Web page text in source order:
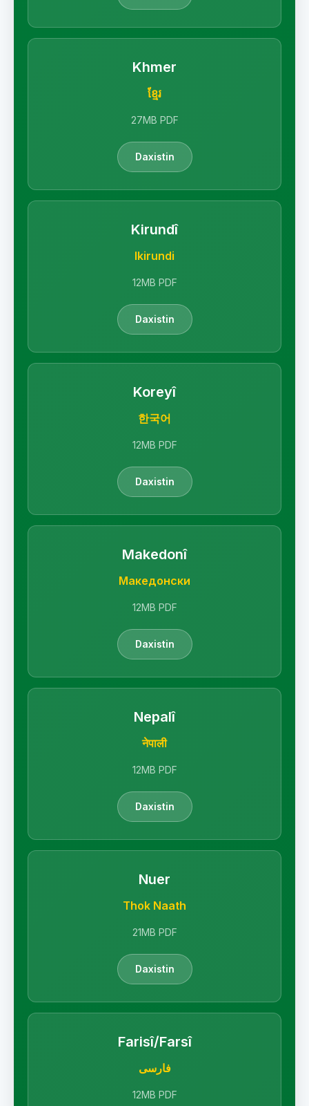
Khmer
ខ្មែរ
27MB PDF
Daxistin
Kirundî
Ikirundi
12MB PDF
Daxistin
Koreyî
한국어
12MB PDF
Daxistin
Makedonî
Македонски
12MB PDF
Daxistin
Nepalî
नेपाली
12MB PDF
Daxistin
Nuer
Thok Naath
21MB PDF
Daxistin
Farisî/Farsî
فارسی
12MB PDF